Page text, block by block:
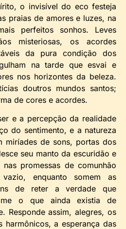
o invisível do eco festeja
praias de amores e luzes, na
perfeitos sonhos. Leves
misteriosas, os acordes
da pura condição dos
na tarde que esvai e
nos horizontes da beleza.
doutros mundos santos;
de cores e acordes.
e a percepção da realidade
do sentimento, e a natureza
miríades de sons, portas dos
seu manto da escuridão e
promessas de comunhão
enquanto somem as
de reter a verdade que
o que ainda existia de
Responde assim, alegres, os
harmônicos, a esperança das